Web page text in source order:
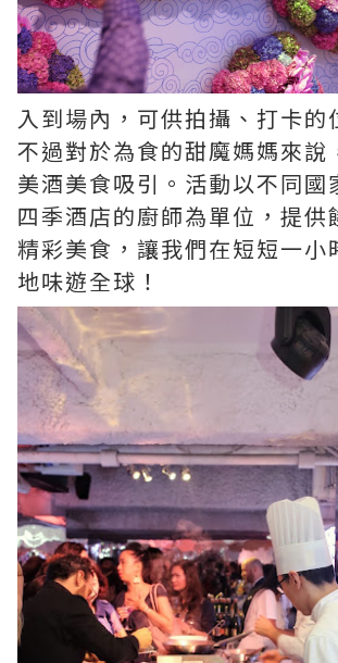
入到場內，可供拍攝、打卡的
不過對於為食的甜魔媽媽來說
美酒美食吸引。活動以不同國
四季酒店的廚師為單位，提供
精彩美食，讓我們在短短一小
地味遊全球！